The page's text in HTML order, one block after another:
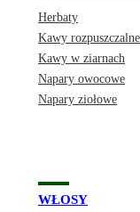
Herbaty
Kawy rozpuszczalne
Kawy w ziarnach
Napary owocowe
Napary ziołowe
WŁOSY